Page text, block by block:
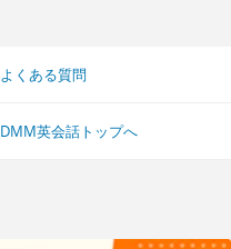
よくある質問
DMM英会話トップへ